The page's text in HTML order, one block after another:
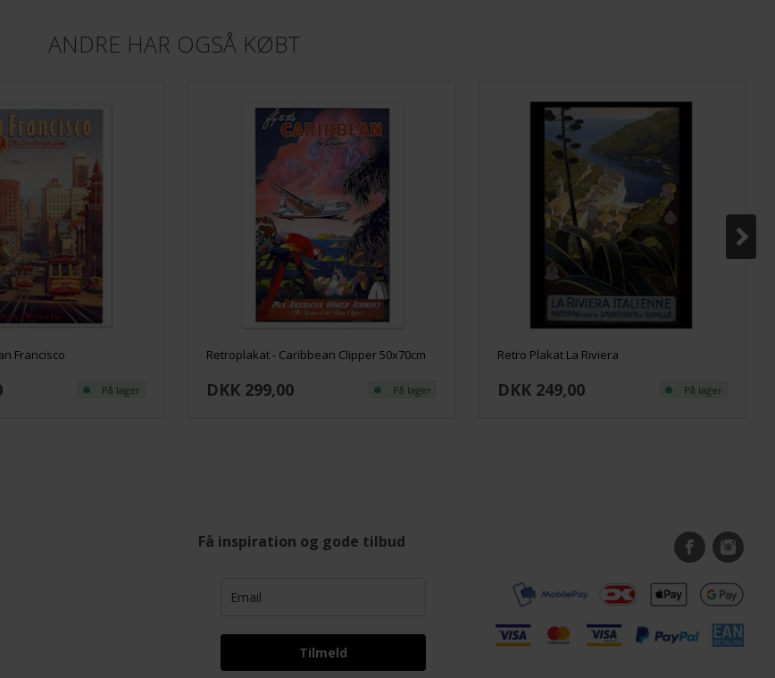
ANDRE HAR OGSÅ KØBT
Francisco
På lager
Retroplakat - Caribbean Clipper 50x70cm
DKK 299,00 På lager
Retro Plakat La Riviera
DKK 249,00 På lager
Få inspiration og gode tilbud
Tilmeld